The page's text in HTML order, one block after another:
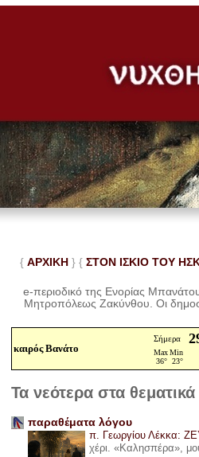
{ ΑΡΧΙΚΗ } { ΣΤΟΝ ΙΣΚΙΟ ΤΟΥ
e-περιοδικό της Ενορίας
Μητροπόλεως Ζακύνθου.Οι
καιρός Βανάτο
Τα νεότερα στα θεματικά
παραθέματα λόγου
π. Γεωργίου Λέκκα:
χέρι. «Καλησπέρα»,